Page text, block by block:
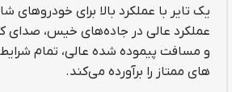
یک تایر با عملکرد بالا برای خودروهای
عملکرد عالی در جاده‌های خیس، صدای
های ممتاز را برآورده می‌کند.